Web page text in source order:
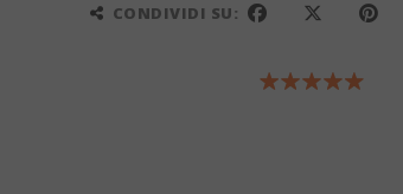
CONDIVIDI SU: